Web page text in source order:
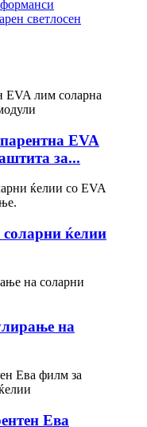
светлосен
EVA
за...
ќелии
на
Ева